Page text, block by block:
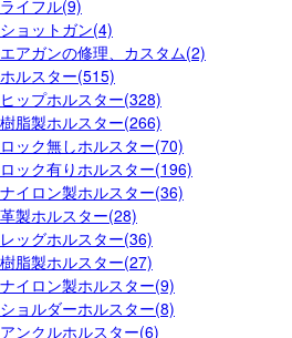
ライフル(9)
ショットガン(4)
エアガンの修理、カスタム(2)
ホルスター(515)
ヒップホルスター(328)
樹脂製ホルスター(266)
ロック無しホルスター(70)
ロック有りホルスター(196)
ナイロン製ホルスター(36)
革製ホルスター(28)
レッグホルスター(36)
樹脂製ホルスター(27)
ナイロン製ホルスター(9)
ショルダーホルスター(8)
アンクルホルスター(6)